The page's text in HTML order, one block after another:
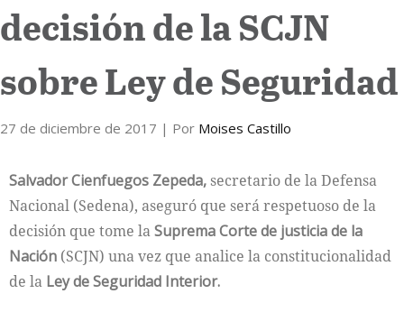
Internacional
Cultura
decisión de la SCJN
sobre Ley de Seguridad
27 de diciembre de 2017 | Por Moises Castillo
Salvador Cienfuegos Zepeda,secretario de la Defensa
Nacional (Sedena), aseguró que será respetuoso de la
decisión que tome laSuprema Corte de justicia de la
Nación (SCJN) una vez que analice la constitucionalidad
de la Ley de Seguridad Interior.